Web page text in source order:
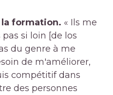
la formation. « Ils me
si loin [de los
du genre à me
de m'améliorer,
compétitif dans
des personnes